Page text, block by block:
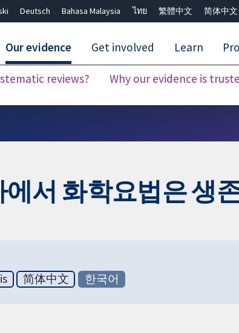
Deutsch Bahasa Malaysia ไทย 繁體中文 简体中文
Our evidence
reviews? Why our evidence is
Get involved Learn
서 화학요법은 생
简体中文 한국어